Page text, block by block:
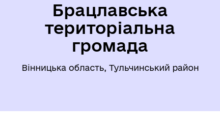
Брацлавська
територіальна
громада
Вінницька область, Тульчинський район